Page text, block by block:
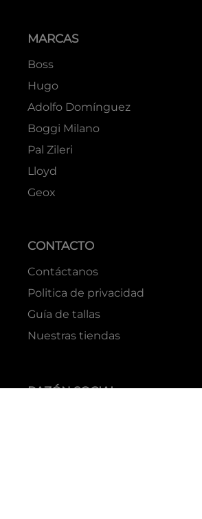
MARCAS
Boss
Hugo
Adolfo Domínguez
Boggi Milano
Pal Zileri
Lloyd
Geox
CONTACTO
Contáctanos
Politica de privacidad
Guía de tallas
Nuestras tiendas
RAZÓN SOCIAL